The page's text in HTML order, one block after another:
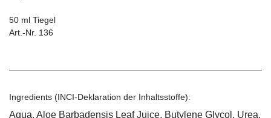
50 ml Tiegel
Art.-Nr. 136
Ingredients (INCI-Deklaration der Inhaltsstoffe):
Aqua, Aloe Barbadensis Leaf Juice, Butylene Glycol, Urea,